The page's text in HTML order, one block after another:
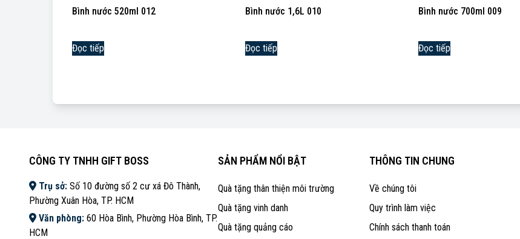
Bình nước 520ml 012
Đọc tiếp
Bình nước 1,6L 010
Đọc tiếp
Bình nước 700ml 009
Đọc tiếp
CÔNG TY TNHH GIFT BOSS
Trụ sở: Số 10 đường số 2 cư xá Đô Thành,
Phường Xuân Hòa, TP. HCM
Văn phòng: 60 Hòa Bình, Phường Hòa Bình, TP.
HCM
SẢN PHẨM NỔI BẬT
Quà tặng thân thiện môi trường
Quà tặng vinh danh
Quà tặng quảng cáo
THÔNG TIN CHUNG
Về chúng tôi
Quy trình làm việc
Chính sách thanh toán